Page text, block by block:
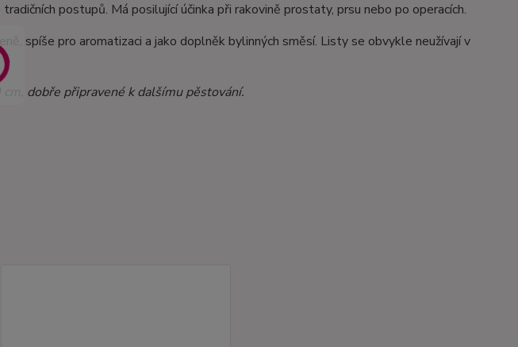
postupů. Má posilující účinka při rakovině prostaty, prsu nebo po operacích.
spíše pro aromatizaci a jako doplněk bylinných směsí. Listy se obvykle neužívají v
dobře připravené k dalšímu pěstování.